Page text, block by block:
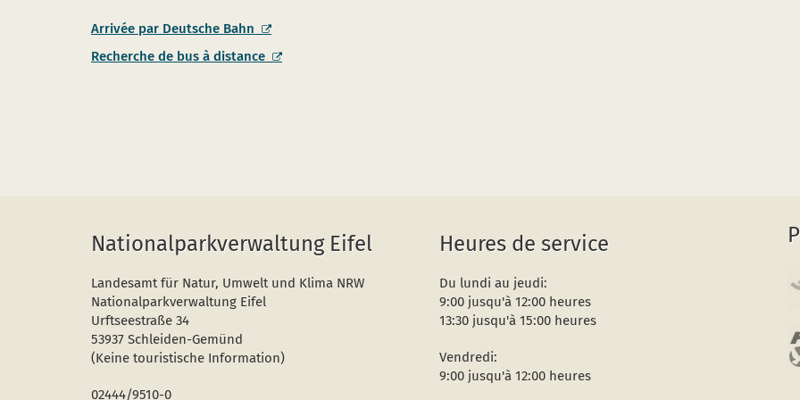
Arrivée par Deutsche Bahn
Recherche de bus à distance
Nationalparkverwaltung Eifel
Landesamt für Natur, Umwelt und Klima NRW
Nationalparkverwaltung Eifel
Urftseestraße 34
53937 Schleiden-Gemünd
(Keine touristische Information)
02444/9510-0
Heures de service
Du lundi au jeudi:
9:00 jusqu'à 12:00 heures
13:30 jusqu'à 15:00 heures
Vendredi:
9:00 jusqu'à 12:00 heures